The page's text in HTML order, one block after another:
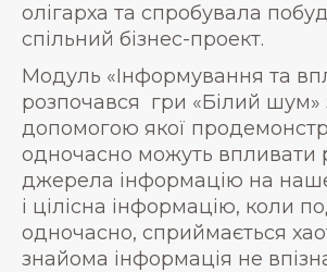
олігарха та спробувала
спільний бізнес-проект.
Модуль «Інформування та
розпочався гри «Білий шум»
допомогою якої
одночасно можуть впливати
джерела інформацію на
і цілісна інформацію, коли
одночасно, сприймається
знайома інформація не